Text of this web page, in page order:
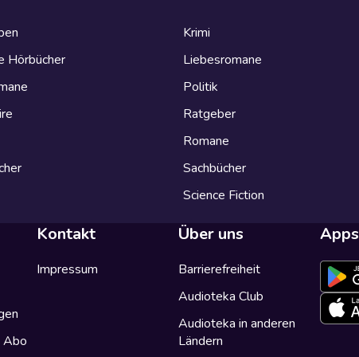
Hörbücher
Krimi
Liebesromane
Politik
Ratgeber
Romane
Sachbücher
Science Fiction
Abo
Kontakt
Impressum
Über uns
Barrierefreiheit
Audioteka Club
Audioteka in anderen
Ländern
Apps